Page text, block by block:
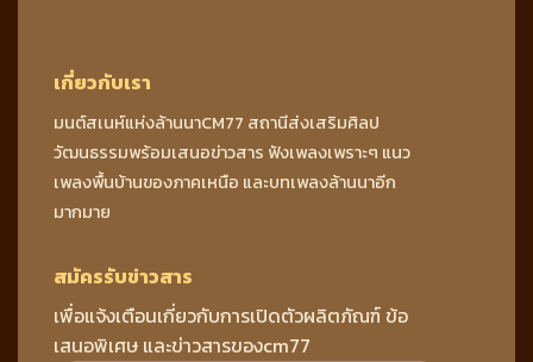
เกี่ยวกับเรา
มนต์สเนห์แห่งล้านนาCM77 สถานีส่งเสริมศิลป
วัฒนธรรมพร้อมเสนอข่าวสาร ฟังเพลงเพราะๆ แนว
เพลงพื้นบ้านของภาคเหนือ และบทเพลงล้านนาอีก
มากมาย
สมัครรับข่าวสาร
เพื่อแจ้งเตือนเกี่ยวกับการเปิดตัวผลิตภัณฑ์ ข้อ
เสนอพิเศษ และข่าวสารของcm77